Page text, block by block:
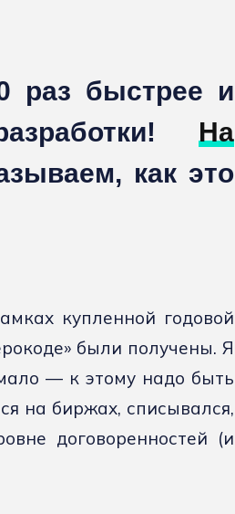
раз быстрее и
На
как это
купленной годовой
были получены. Я
— к этому надо быть
на биржах, списывался,
договоренностей (и